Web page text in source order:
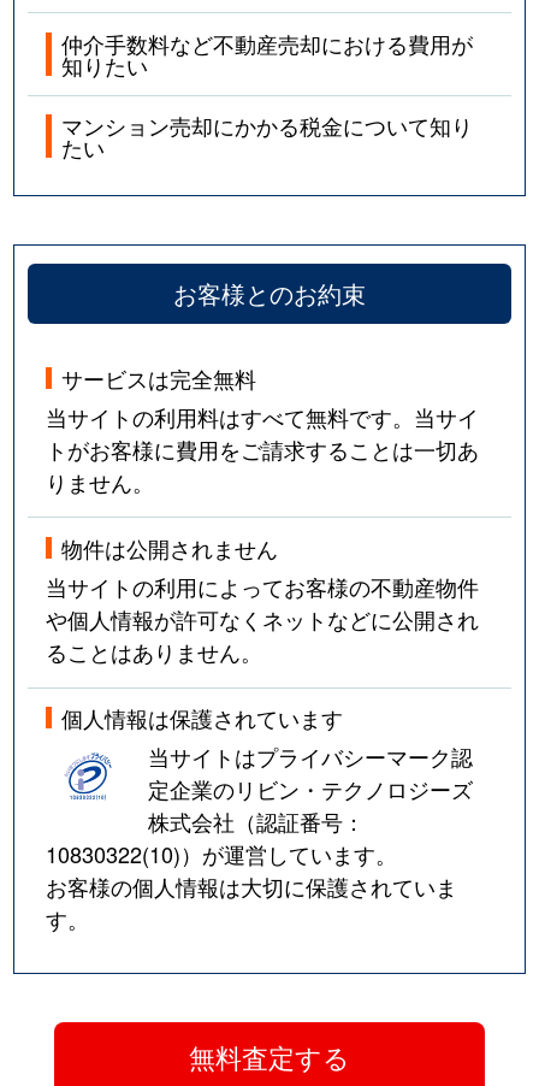
仲介手数料など不動産売却における費用が
知りたい
マンション売却にかかる税金について知り
たい
お客様とのお約束
サービスは完全無料
当サイトの利用料はすべて無料です。当サイ
トがお客様に費用をご請求することは一切あ
りません。
物件は公開されません
当サイトの利用によってお客様の不動産物件
や個人情報が許可なくネットなどに公開され
ることはありません。
個人情報は保護されています
当サイトはプライバシーマーク認
定企業のリビン・テクノロジーズ
株式会社（認証番号：
10830322(10)）が運営しています。
お客様の個人情報は大切に保護されていま
す。